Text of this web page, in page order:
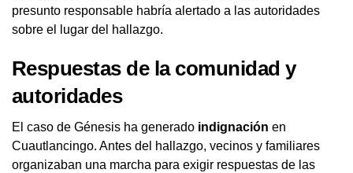
presunto responsable habría alertado a las autoridades
sobre el lugar del hallazgo.
Respuestas de la comunidad y
autoridades
El caso de Génesis ha generado indignación en
Cuautlancingo. Antes del hallazgo, vecinos y familiares
organizaban una marcha para exigir respuestas de las